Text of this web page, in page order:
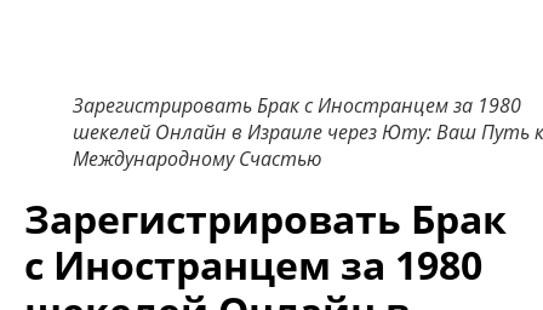
Зарегистрировать Брак с Иностранцем за 1980
шекелей Онлайн в Израиле через Юту: Ваш Путь к
Международному Счастью
Зарегистрировать Брак
с Иностранцем за 1980